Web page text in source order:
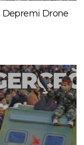
Depremi Drone